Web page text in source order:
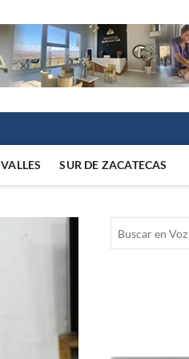
VALLES SUR DE ZACATECAS